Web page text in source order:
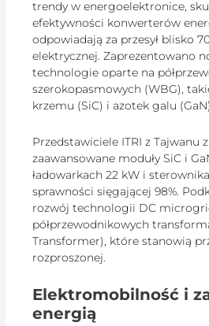
trendy w energoelektronice,
efektywności konwerterów
odpowiadają za przesył blisko
elektrycznej. Zaprezentowano
technologie oparte na
szerokopasmowych (WBG),
krzemu (SiC) i azotek galu
Przedstawiciele ITRI z Tajwanu
zaawansowane moduły SiC i
ładowarkach 22 kW i
sprawności sięgającej 98%.
rozwój technologii DC
półprzewodnikowych
Transformer), które stanowią
rozproszonej.
Elektromobilność i
energią